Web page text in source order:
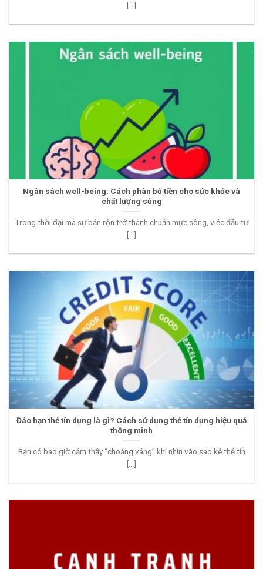
[...]
Ngân sách well-being: Cách phân bổ tiền cho sức khỏe và
chất lượng sống
Trong thời đại mà sự bận rộn trở thành chuẩn mực sống, việc đầu tư
[...]
Đáo hạn thẻ tín dụng là gì? Cách sử dụng thẻ tín dụng hiệu quả
thông minh
Bạn có bao giờ cảm thấy “choáng váng” khi nhìn vào sao kê thẻ tín
[...]